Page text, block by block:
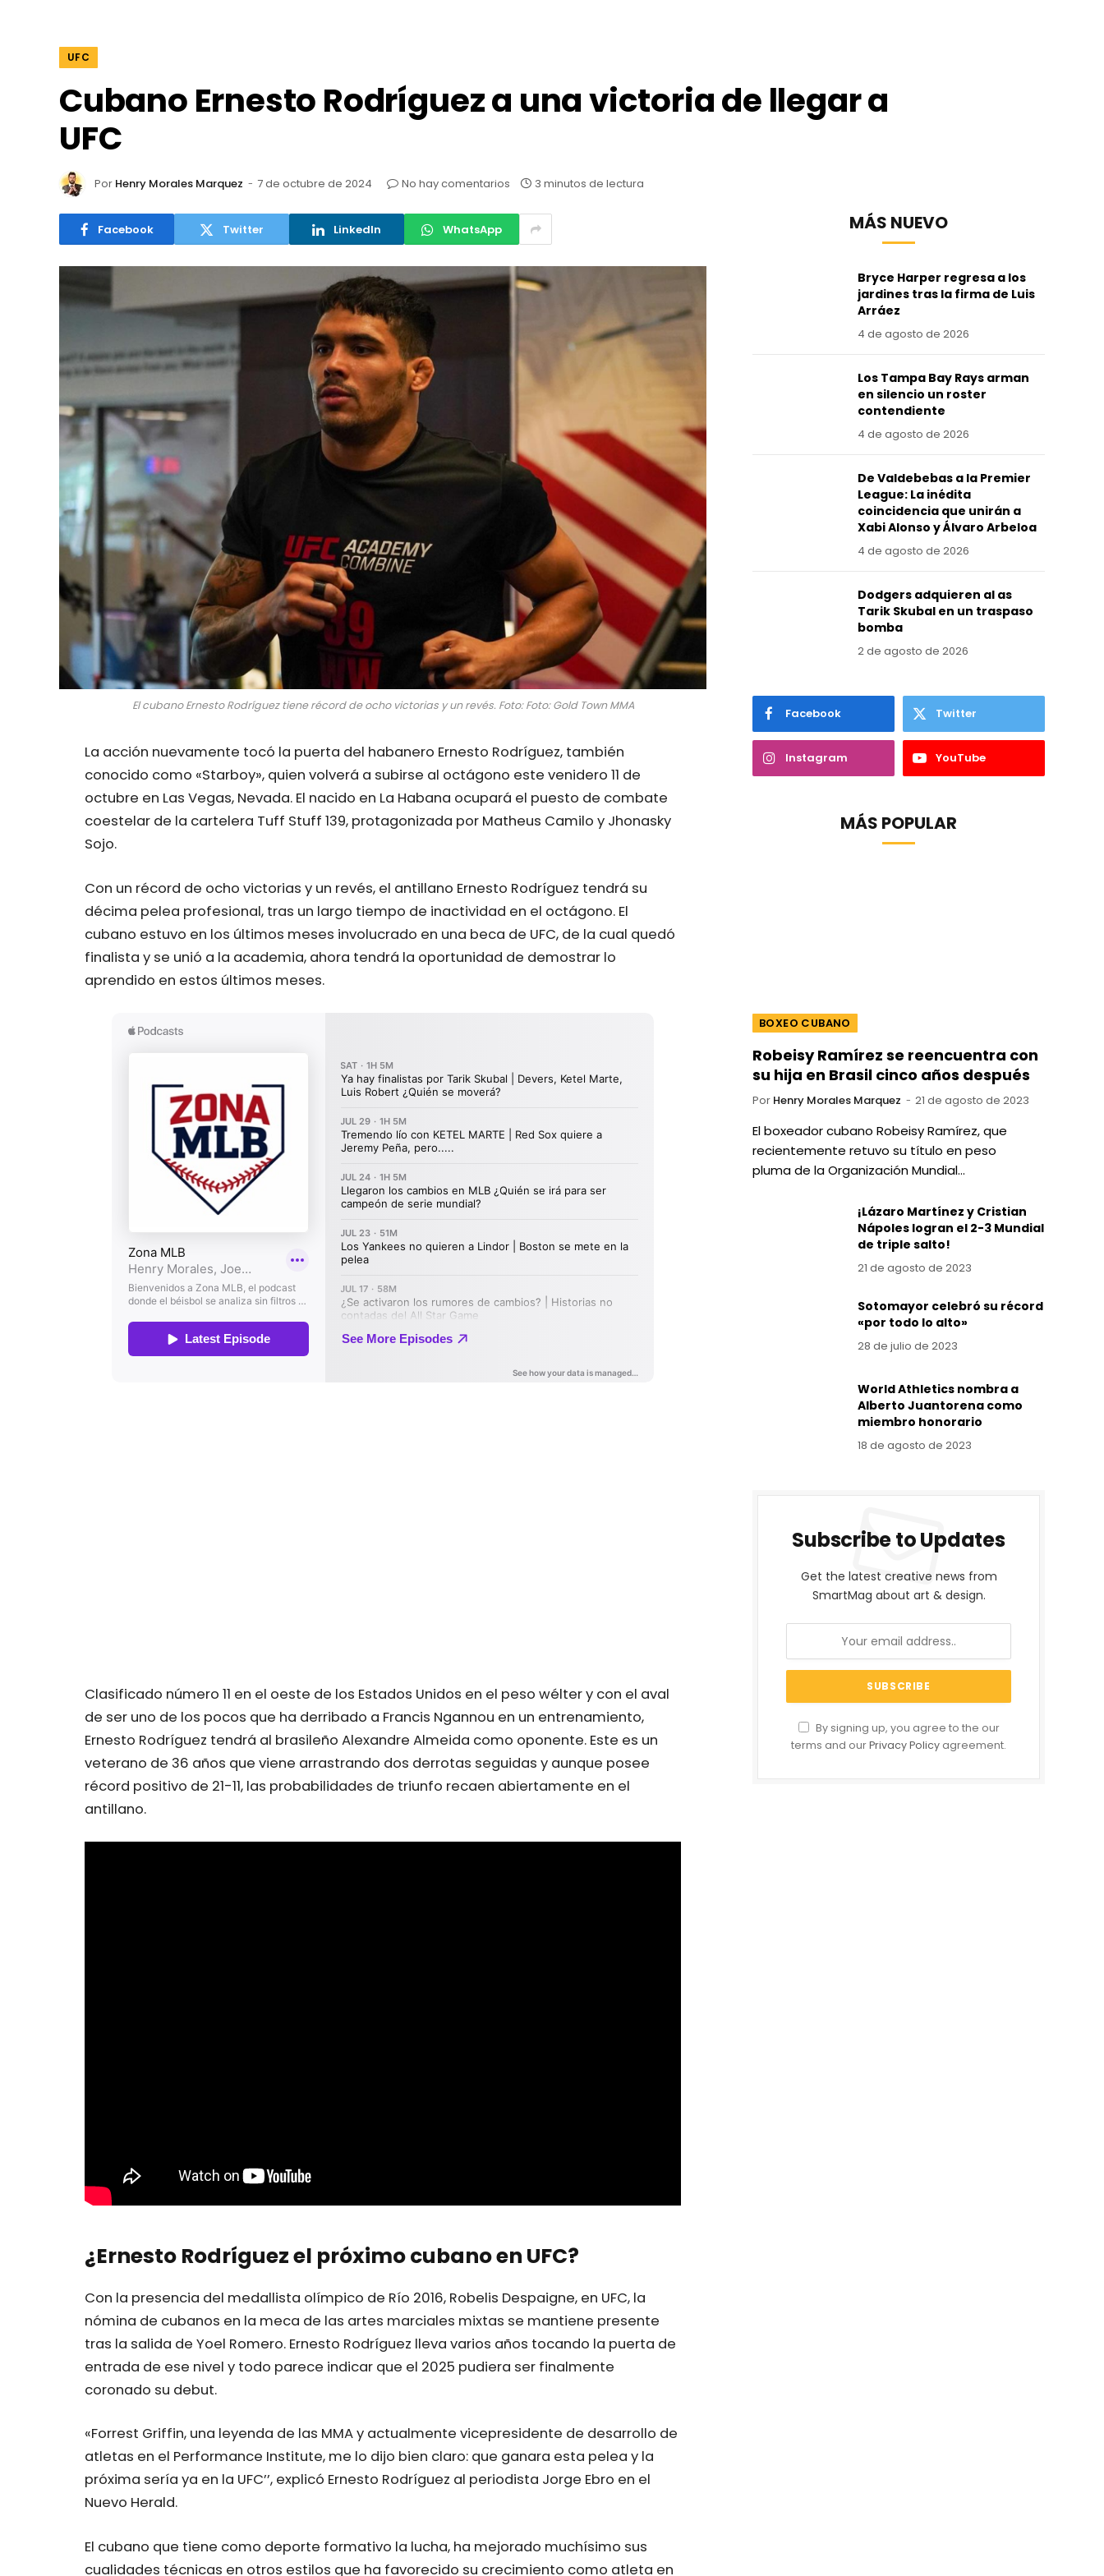
UFC
Cubano Ernesto Rodríguez a una victoria de llegar a
UFC
Por Henry Morales Marquez 7 de octubre de 2024 No hay comentarios 3 minutos de lectura
Facebook Twitter LinkedIn WhatsApp
El cubano Ernesto Rodríguez tiene récord de ocho victorias y un revés. Foto: Foto: Gold Town MMA
La acción nuevamente tocó la puerta del habanero Ernesto Rodríguez, también
conocido como «Starboy», quien volverá a subirse al octágono este venidero 11 de
octubre en Las Vegas, Nevada. El nacido en La Habana ocupará el puesto de combate
coestelar de la cartelera Tuff Stuff 139, protagonizada por Matheus Camilo y Jhonasky
Sojo.
Con un récord de ocho victorias y un revés, el antillano Ernesto Rodríguez tendrá su
décima pelea profesional, tras un largo tiempo de inactividad en el octágono. El
cubano estuvo en los últimos meses involucrado en una beca de UFC, de la cual quedó
finalista y se unió a la academia, ahora tendrá la oportunidad de demostrar lo
aprendido en estos últimos meses.
Clasificado número 11 en el oeste de los Estados Unidos en el peso wélter y con el aval
de ser uno de los pocos que ha derribado a Francis Ngannou en un entrenamiento,
Ernesto Rodríguez tendrá al brasileño Alexandre Almeida como oponente. Este es un
veterano de 36 años que viene arrastrando dos derrotas seguidas y aunque posee
récord positivo de 21-11, las probabilidades de triunfo recaen abiertamente en el
antillano.
¿Ernesto Rodríguez el próximo cubano en UFC?
Con la presencia del medallista olímpico de Río 2016, Robelis Despaigne, en UFC, la
nómina de cubanos en la meca de las artes marciales mixtas se mantiene presente
tras la salida de Yoel Romero. Ernesto Rodríguez lleva varios años tocando la puerta de
entrada de ese nivel y todo parece indicar que el 2025 pudiera ser finalmente
coronado su debut.
«Forrest Griffin, una leyenda de las MMA y actualmente vicepresidente de desarrollo de
atletas en el Performance Institute, me lo dijo bien claro: que ganara esta pelea y la
próxima sería ya en la UFC’’, explicó Ernesto Rodríguez al periodista Jorge Ebro en el
Nuevo Herald.
El cubano que tiene como deporte formativo la lucha, ha mejorado muchísimo sus
cualidades técnicas en otros estilos que ha favorecido su crecimiento como atleta en
MÁS NUEVO
Bryce Harper regresa a los
jardines tras la firma de Luis
Arráez
4 de agosto de 2026
Los Tampa Bay Rays arman
en silencio un roster
contendiente
4 de agosto de 2026
De Valdebebas a la Premier
League: La inédita
coincidencia que unirán a
Xabi Alonso y Álvaro Arbeloa
4 de agosto de 2026
Dodgers adquieren al as
Tarik Skubal en un traspaso
bomba
2 de agosto de 2026
Facebook Twitter
Instagram YouTube
MÁS POPULAR
BOXEO CUBANO
Robeisy Ramírez se reencuentra con
su hija en Brasil cinco años después
Por Henry Morales Marquez 21 de agosto de 2023
El boxeador cubano Robeisy Ramírez, que
recientemente retuvo su título en peso
pluma de la Organización Mundial…
¡Lázaro Martínez y Cristian
Nápoles logran el 2-3 Mundial
de triple salto!
21 de agosto de 2023
Sotomayor celebró su récord
«por todo lo alto»
28 de julio de 2023
World Athletics nombra a
Alberto Juantorena como
miembro honorario
18 de agosto de 2023
Subscribe to Updates
Get the latest creative news from
SmartMag about art & design.
By signing up, you agree to the our
terms and ourPrivacy Policy agreement.